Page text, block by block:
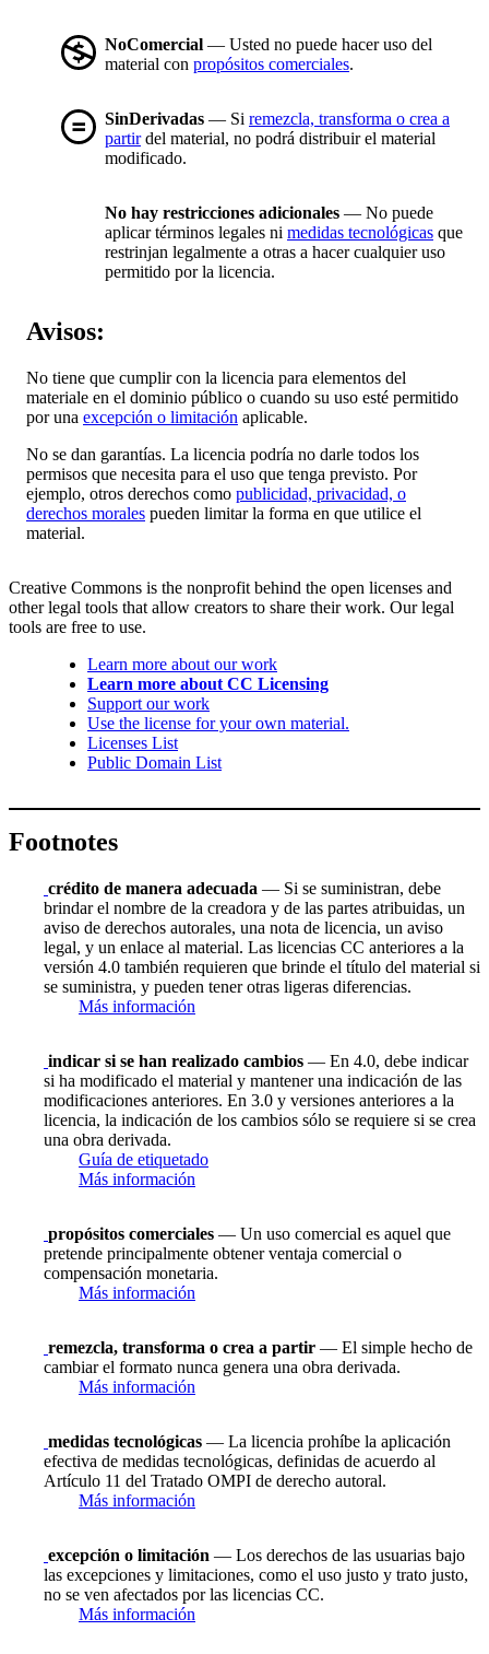
NoComercial — Usted no puede hacer uso del
material con propósitos comerciales.
SinDerivadas — Si remezcla, transforma o crea a
partirdel material, no podrá distribuir el material
modificado.
No hay restricciones adicionales — No puede
aplicar términos legales ni medidas tecnológicas que
restrinjan legalmente a otras a hacer cualquier uso
permitido por la licencia.
Avisos:
No tiene que cumplir con la licencia para elementos del
materiale en el dominio público o cuando su uso esté permitido
por una excepción o limitación aplicable.
No se dan garantías. La licencia podría no darle todos los
permisos que necesita para el uso que tenga previsto. Por
ejemplo, otros derechos como publicidad, privacidad, o
derechos morales pueden limitar la forma en que utilice el
material.
Creative Commons is the nonprofit behind the open licenses and
other legal tools that allow creators to share their work. Our legal
tools are free to use.
Learn more about our work
Learn more about CC Licensing
Support our work
Use the license for your own material.
Licenses List
Public Domain List
Footnotes
crédito de manera adecuada — Si se suministran, debe
brindar el nombre de la creadora y de las partes atribuidas, un
aviso de derechos autorales, una nota de licencia, un aviso
legal, y un enlace al material. Las licencias CC anteriores a la
versión 4.0 también requieren que brinde el título del material si
se suministra, y pueden tener otras ligeras diferencias.
Más información
indicar si se han realizado cambios — En 4.0, debe indicar
si ha modificado el material y mantener una indicación de las
modificaciones anteriores. En 3.0 y versiones anteriores a la
licencia, la indicación de los cambios sólo se requiere si se crea
una obra derivada.
Guía de etiquetado
Más información
propósitos comerciales — Un uso comercial es aquel que
pretende principalmente obtener ventaja comercial o
compensación monetaria.
Más información
remezcla, transforma o crea a partir — El simple hecho de
cambiar el formato nunca genera una obra derivada.
Más información
medidas tecnológicas — La licencia prohíbe la aplicación
efectiva de medidas tecnológicas, definidas de acuerdo al
Artículo 11 del Tratado OMPI de derecho autoral.
Más información
excepción o limitación — Los derechos de las usuarias bajo
las excepciones y limitaciones, como el uso justo y trato justo,
no se ven afectados por las licencias CC.
Más información